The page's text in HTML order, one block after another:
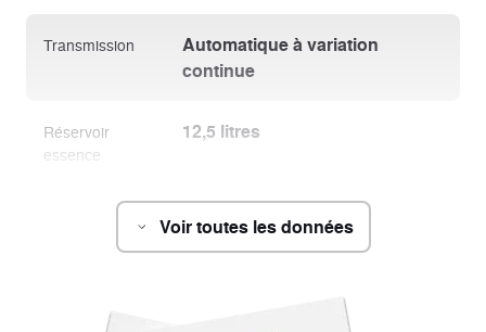
Transmission
Automatique à variation
continue
Réservoir
essence
12,5 litres
2165 x 780 x 1285 mm
Voir toutes les données